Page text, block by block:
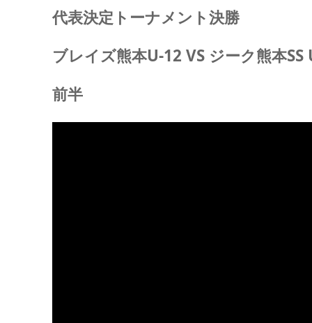
代表決定トーナメント決勝
ブレイズ熊本U-12 VS ジーク熊本SS
前半